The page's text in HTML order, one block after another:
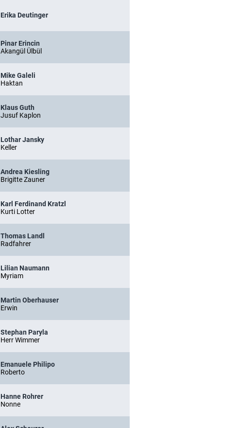
Erika Deutinger
Pinar Erincin
Akangül Ülbül
Mike Galeli
Haktan
Klaus Guth
Jusuf Kaplon
Lothar Jansky
Keller
Andrea Kiesling
Brigitte Zauner
Karl Ferdinand Kratzl
Kurti Lotter
Thomas Landl
Radfahrer
Lilian Naumann
Myriam
Martin Oberhauser
Erwin
Stephan Paryla
Herr Wimmer
Emanuele Philipo
Roberto
Hanne Rohrer
Nonne